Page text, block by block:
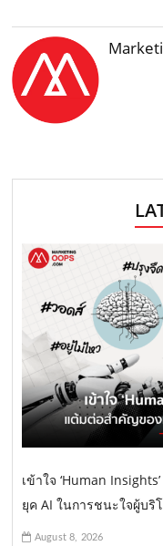
เข้าใจ ‘Human
ยุค AI ในการชนะใจผู้บริ
August 8, 2026